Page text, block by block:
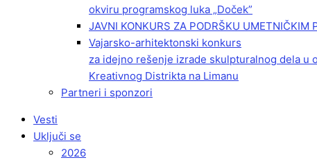
okviru programskog luka „Doček”
JAVNI KONKURS ZA PODRŠKU UMETNIČKIM
Vajarsko-arhitektonski konkurs
za idejno rešenje izrade skulpturalnog dela u
Kreativnog Distrikta na Limanu
Partneri i sponzori
Vesti
Uključi se
2026